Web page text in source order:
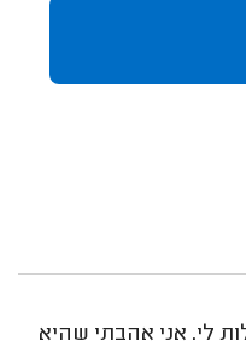
לי. אני אהבתי שהיא